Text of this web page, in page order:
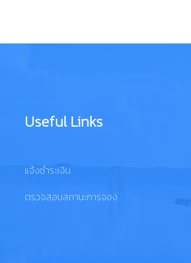
Useful Links
แจ้งชำระเงิน
ตรวจสอบสถานะการจอง